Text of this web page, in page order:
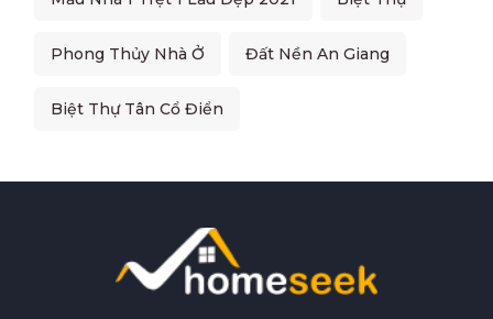
Phong Thủy Nhà Ở Đất Nền An Giang
Biệt Thự Tân Cổ Điển